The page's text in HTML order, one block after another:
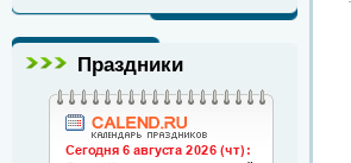
Праздники